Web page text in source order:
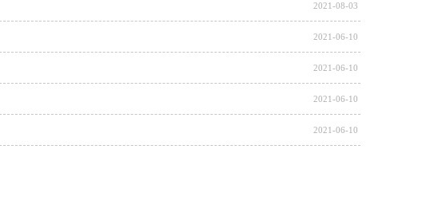
2021-08-03
2021-06-10
2021-06-10
2021-06-10
2021-06-10